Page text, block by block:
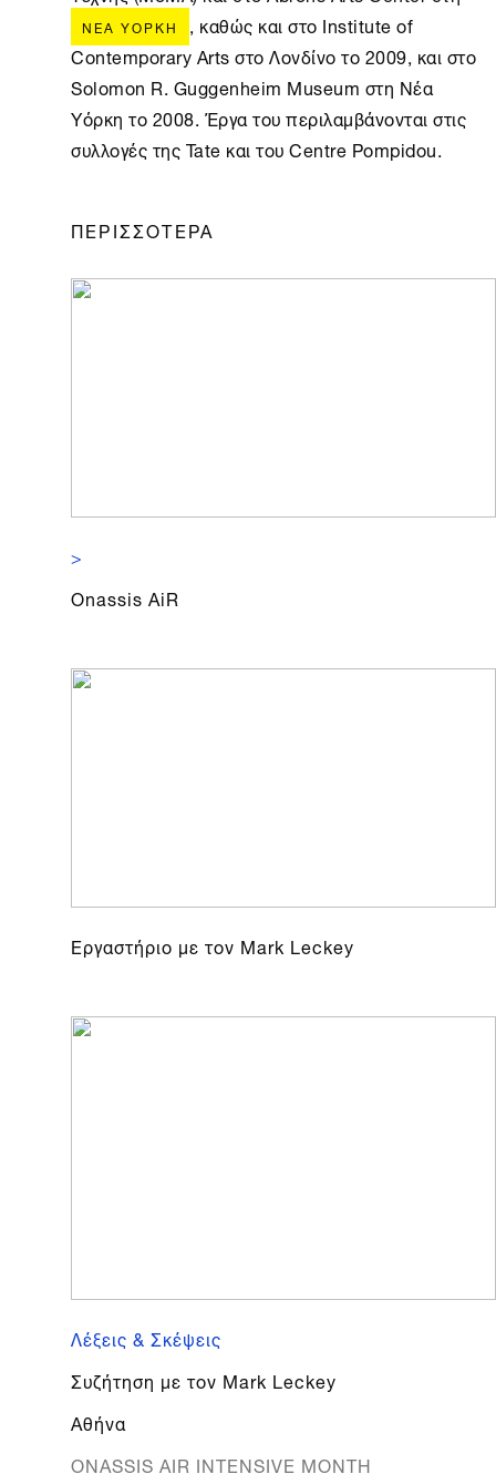
ΝΈΑ ΥΌΡΚΗ
, καθώς και στο Institute of
Contemporary Arts στο Λονδίνο το 2009, και στο
Solomon R. Guggenheim Museum στη Nέα
Yόρκη το 2008. Έργα του περιλαμβάνονται στις
συλλογές της Tate και του Centre Pompidou.
ΠΕΡΙΣΣΟΤΕΡΑ
>
Onassis AiR
Εργαστήριο με τον Mark Leckey
Λέξεις & Σκέψεις
Συζήτηση με τον Mark Leckey
Αθήνα
ONASSIS AIR INTENSIVE MONTH